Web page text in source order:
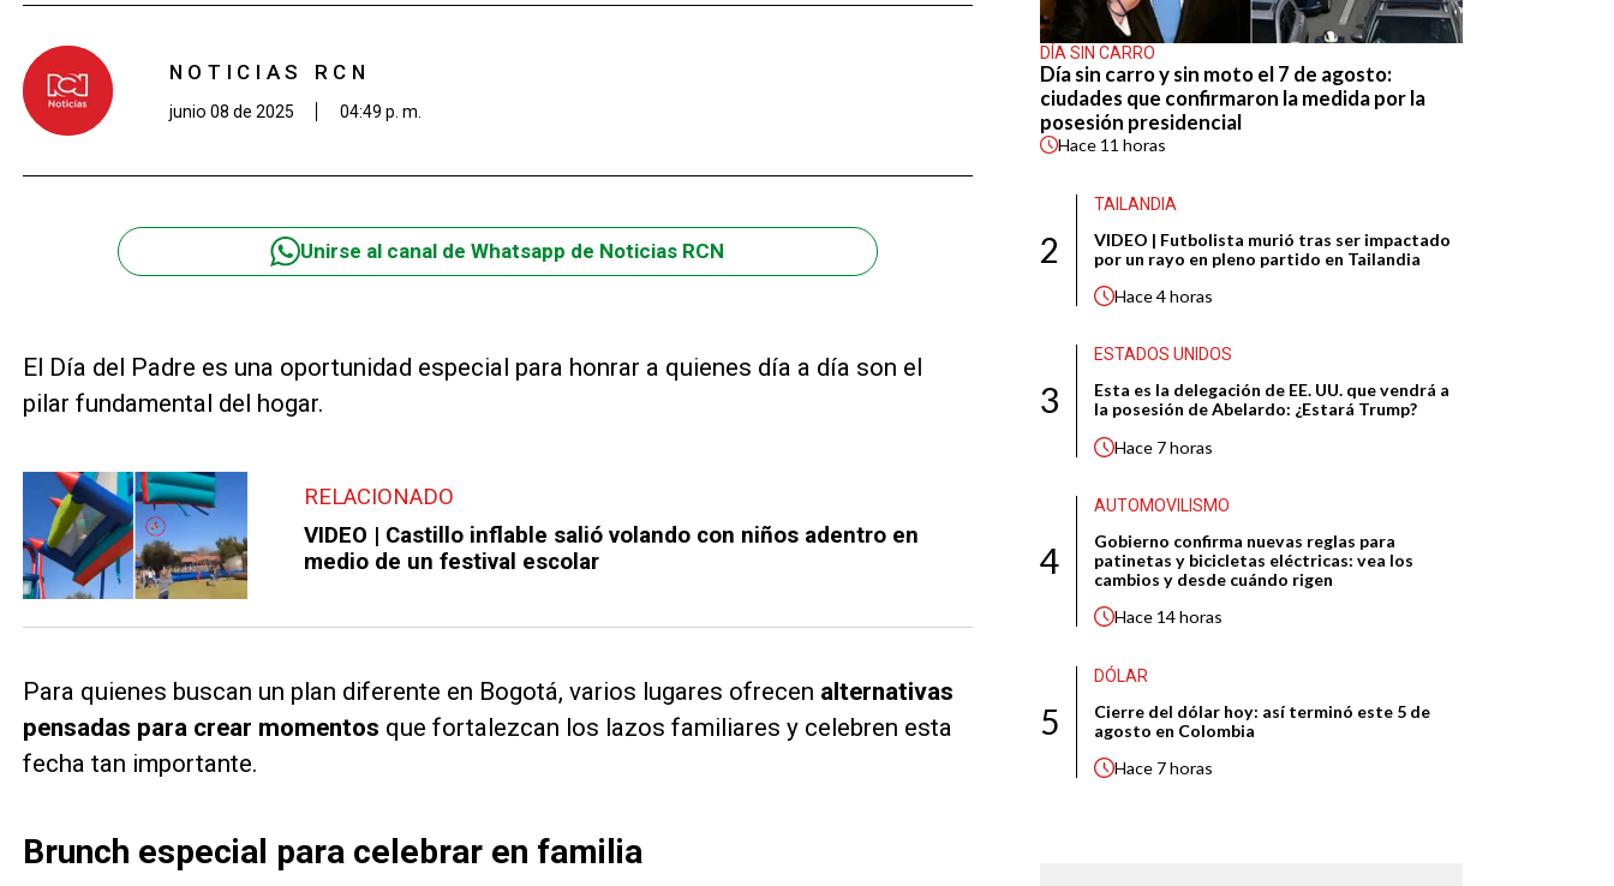
NOTICIAS RCN
junio 08 de 2025 04:49 p. m.
Unirse al canal de Whatsapp de Noticias RCN
El Día del Padre es una oportunidad especial para honrar a quienes día a día son el
pilar fundamental del hogar.
RELACIONADO
VIDEO | Castillo inflable salió volando con niños adentro en
medio de un festival escolar
Para quienes buscan un plan diferente en Bogotá, varios lugares ofrecen alternativas
pensadas para crear momentos que fortalezcan los lazos familiares y celebren esta
fecha tan importante.
Brunch especial para celebrar en familia
DÍA SIN CARRO
Día sin carro y sin moto el 7 de agosto:
ciudades que confirmaron la medida por la
posesión presidencial
Hace 11 horas
2
TAILANDIA
VIDEO | Futbolista murió tras ser impactado
por un rayo en pleno partido en Tailandia
Hace4 horas
3
ESTADOS UNIDOS
Esta es la delegación de EE. UU. que vendrá a
la posesión de Abelardo: ¿Estará Trump?
Hace 7 horas
4
AUTOMOVILISMO
Gobierno confirma nuevas reglas para
patinetas y bicicletas eléctricas: vea los
cambios y desde cuándo rigen
Hace 14 horas
5
DÓLAR
Cierre del dólar hoy: así terminó este 5 de
agosto en Colombia
Hace 7 horas